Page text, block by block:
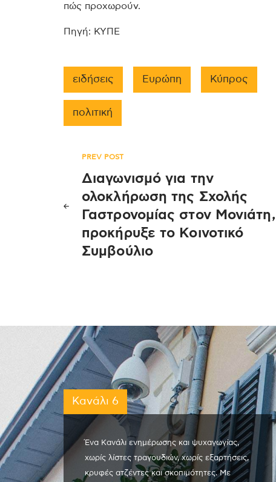
πώς προχωρούν.
Πηγή: ΚΥΠΕ
ειδήσεις Ευρώπη Κύπρος
πολιτική
Πλοήγηση
άρθρων
PREV POST
Διαγωνισμό για την
ολοκλήρωση της Σχολής
Γαστρονομίας στον Μονιάτη,
προκήρυξε το Κοινοτικό
Συμβούλιο
Κανάλι 6
Ένα Κανάλι ενημέρωσης και ψυχαγωγίας,
χωρίς λίστες τραγουδιών, χωρίς εξαρτήσεις,
κρυφές ατζέντες και σκοπιμότητες. Με